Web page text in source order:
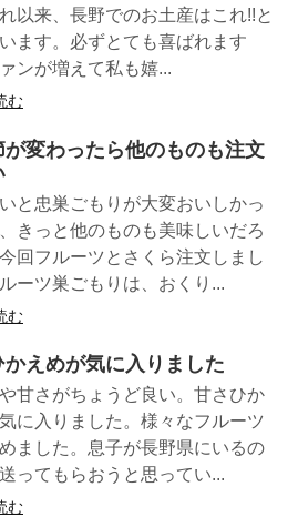
以来、長野でのお土産はこれ!!と
ます。必ずとても喜ばれます
ンが増えて私も嬉...
む
が変わったら他のものも注文
と忠巣ごもりが大変おいしかっ
きっと他のものも美味しいだろ
回フルーツとさくら注文しまし
ーツ巣ごもりは、おくり...
む
かえめが気に入りました
甘さがちょうど良い。甘さひか
に入りました。様々なフルーツ
ました。息子が長野県にいるの
ってもらおうと思ってい...
む